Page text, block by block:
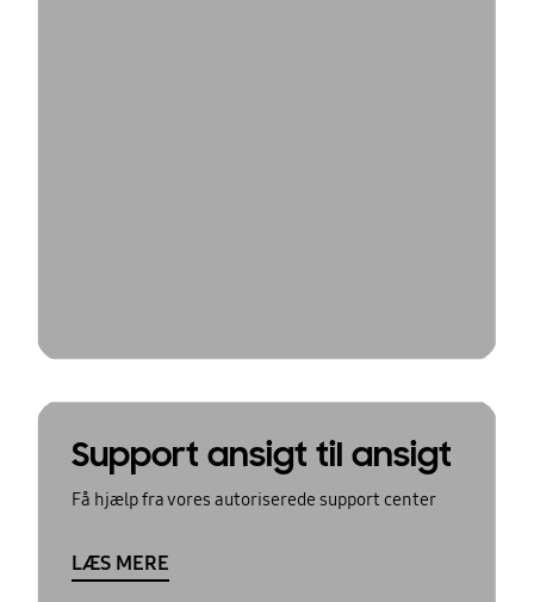
Support ansigt til ansigt
Få hjælp fra vores autoriserede support center
LÆS MERE